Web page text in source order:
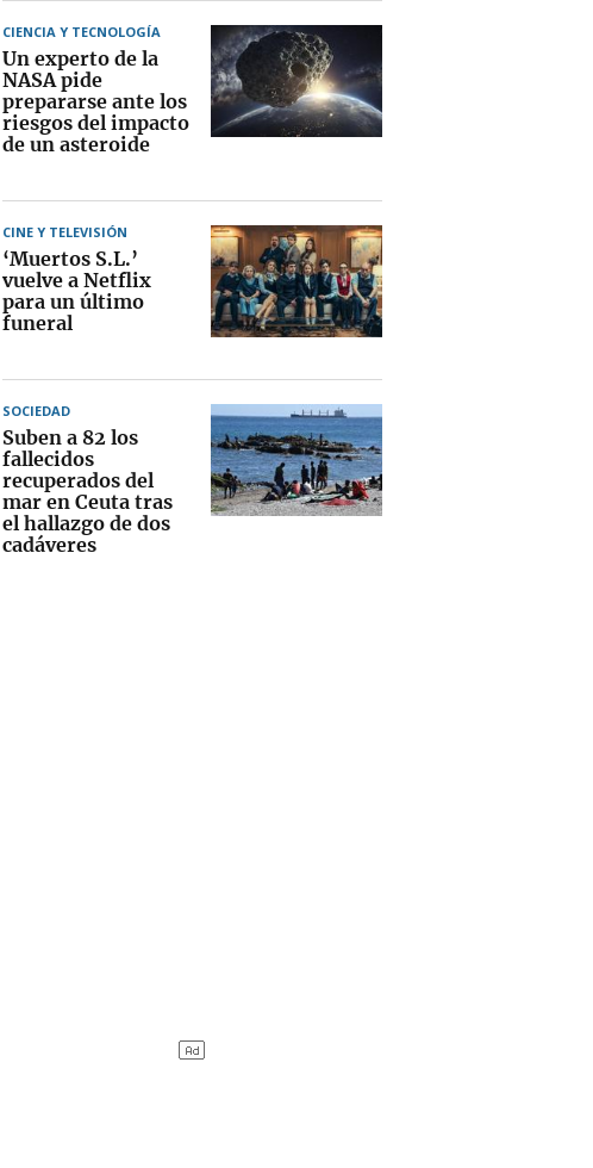
CIENCIA Y TECNOLOGÍA
Un experto de la
NASA pide
prepararse ante los
riesgos del impacto
de un asteroide
CINE Y TELEVISIÓN
‘Muertos S.L.’
vuelve a Netflix
para un último
funeral
SOCIEDAD
Suben a 82 los
fallecidos
recuperados del
mar en Ceuta tras
el hallazgo de dos
cadáveres